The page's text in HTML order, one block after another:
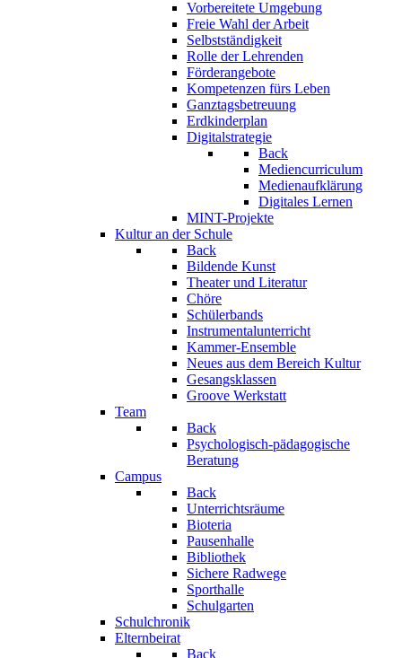
Vorbereitete Umgebung
Freie Wahl der Arbeit
Selbstständigkeit
Rolle der Lehrenden
Förderangebote
Kompetenzen fürs Leben
Ganztagsbetreuung
Erdkinderplan
Digitalstrategie
Back
Mediencurriculum
Medienaufklärung
Digitales Lernen
MINT-Projekte
Kultur an der Schule
Back
Bildende Kunst
Theater und Literatur
Chöre
Schülerbands
Instrumentalunterricht
Kammer-Ensemble
Neues aus dem Bereich Kultur
Gesangsklassen
Groove Werkstatt
Team
Back
Psychologisch-pädagogische
Beratung
Campus
Back
Unterrichtsräume
Bioteria
Pausenhalle
Bibliothek
Sichere Radwege
Sporthalle
Schulgarten
Schulchronik
Elternbeirat
Back